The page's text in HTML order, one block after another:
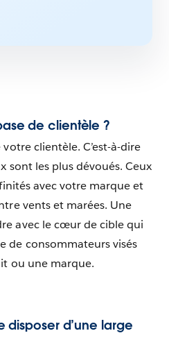
de clientèle ?
clientèle. C’est-à-dire
sont les plus dévoués. Ceux
avec votre marque et
vents et marées. Une
avec le cœur de cible qui
de consommateurs visés
ou une marque.
disposer d’une large